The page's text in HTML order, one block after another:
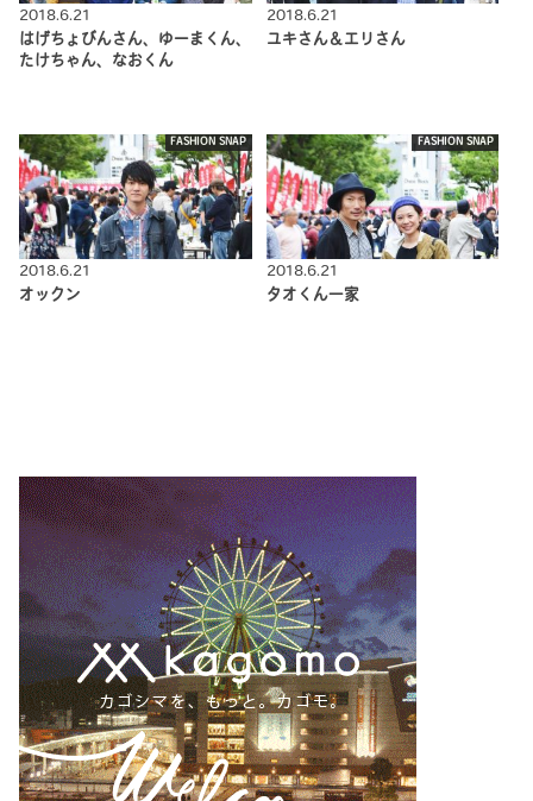
2018.6.21
はげちょびんさん、ゆーまくん、
たけちゃん、なおくん
2018.6.21
ユキさん＆エリさん
FASHION SNAP
2018.6.21
オックン
FASHION SNAP
2018.6.21
タオくん一家